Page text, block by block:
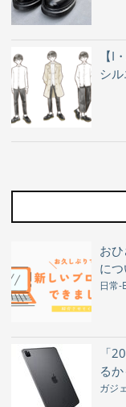
【I
シ
お
に
日常-
「
る
ガジ